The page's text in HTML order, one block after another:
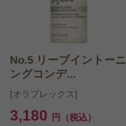
No.5 リーブイントーニ
ングコンデ...
[オラプレックス]
3,180 円（税込）